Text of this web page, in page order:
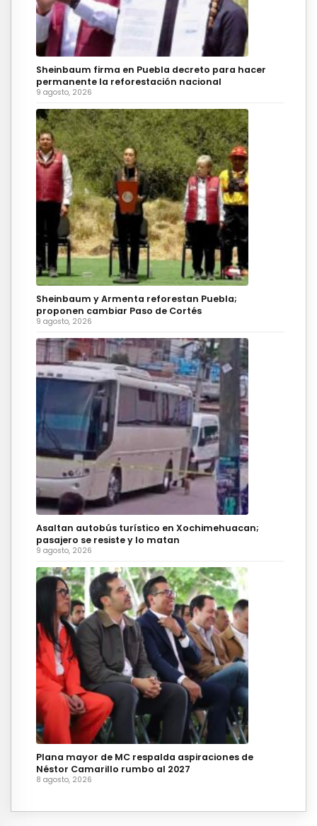
Sheinbaum firma en Puebla decreto para hacer
permanente la reforestación nacional
9 agosto, 2026
Sheinbaum y Armenta reforestan Puebla;
proponen cambiar Paso de Cortés
9 agosto, 2026
Asaltan autobús turístico en Xochimehuacan;
pasajero se resiste y lo matan
9 agosto, 2026
Plana mayor de MC respalda aspiraciones de
Néstor Camarillo rumbo al 2027
8 agosto, 2026